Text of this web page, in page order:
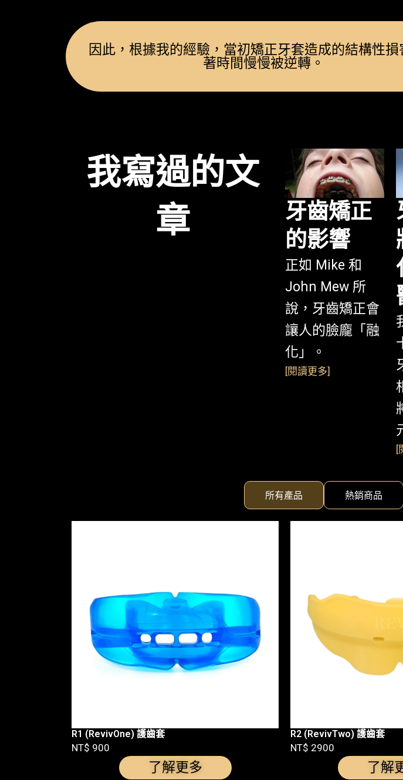
因此，根據我的經驗，當初矯正牙套造成的結構性損
著時間慢慢被逆轉。
我寫過的文
章
牙齒矯正
的影響
正如 Mike 和
John Mew 所
說，牙齒矯正會
讓人的臉龐「融
化」。
[閱讀更多]
[
所有產品 熱銷商品
R1 (RevivOne) 護齒套
NT$ 900
了解更多
R2 (RevivTwo) 護齒套
NT$ 2900
了解